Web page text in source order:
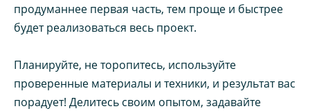
продуманнее первая часть, тем проще и быстрее
будет реализоваться весь проект.
Планируйте, не торопитесь, используйте
проверенные материалы и техники, и результат вас
порадует! Делитесь своим опытом, задавайте